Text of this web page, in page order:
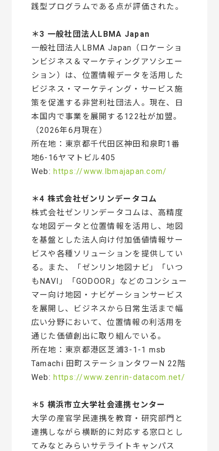
践型プログラムである点が評価された。
＊3 一般社団法人LBMA Japan
一般社団法人LBMA Japan（ロケーショ
ンビジネス＆マーケティングアソシエー
ション）は、位置情報データを活用した
ビジネス・マーケティング・サービス施
策を促進する非営利社団法人。現在、日
本国内で事業を展開する122社が加盟。
（2026年6月現在）
所在地：東京都千代田区神田和泉町1番
地6-16ヤマトビル405
Web:https://www.lbmajapan.com/
＊4 株式会社ゼンリンデータコム
株式会社ゼンリンデータコムは、高精度
な地図データと位置情報を活用し、地図
を基盤とした法人向け付加価値情報サー
ビスや各種ソリューションを提供してい
る。また、「ゼンリン地図ナビ」「いつ
もNAVI」「GODOOR」などのコンシュー
マー向け地図・ナビゲーションサービス
を展開し、ビジネスから日常生活まで幅
広い分野において、位置情報の利活用を
通じた価値創出に取り組んでいる。
所在地：東京都港区芝浦3-1-1 msb
Tamachi 田町ステーションタワーN 22階
Web:https://www.zenrin-datacom.net/
＊5 横浜市立大学社会連携センター
大学の産官学民連携を教育・研究部門と
連携しながら横断的に対応する窓口とし
てみなとみらいサテライトキャンパス